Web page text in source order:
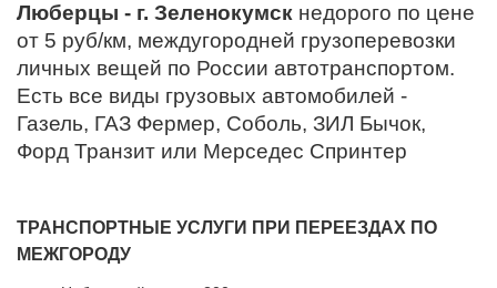
Люберцы - г. Зеленокумск недорого по цене
от 5 руб/км, междугородней грузоперевозки
личных вещей по России автотранспортом.
Есть все виды грузовых автомобилей -
Газель, ГАЗ Фермер, Соболь, ЗИЛ Бычок,
Форд Транзит или Мерседес Спринтер
ТРАНСПОРТНЫЕ УСЛУГИ ПРИ ПЕРЕЕЗДАХ ПО
МЕЖГОРОДУ